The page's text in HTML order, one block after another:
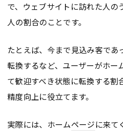
で、ウェブサイトに訪れた人の
人の割合のことです。
たとえば、今まで見込み客で
転換するなど、ユーザーがホー
て歓迎すべき状態に転換する割
精度向上に役立てます。
実際には、ホームページに来て